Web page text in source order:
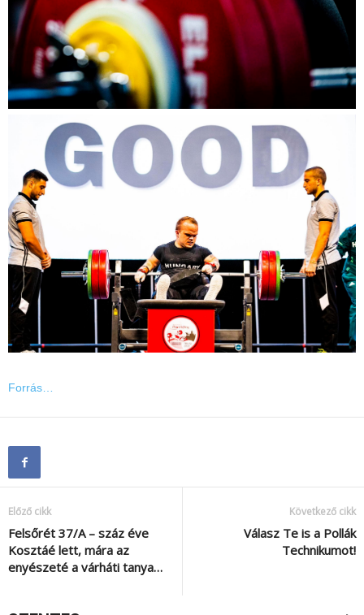
Forrás…
Előző cikk
Felsőrét 37/A – száz éve
Kosztáé lett, mára az
enyészeté a várháti tanya…
Következő cikk
Válasz Te is a Pollák
Technikumot!